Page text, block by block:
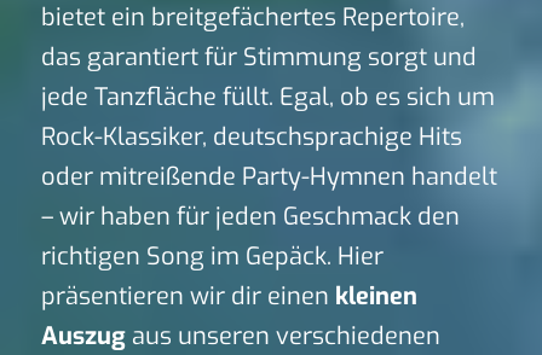
bietet ein breitgefächertes Repertoire,
das garantiert für Stimmung sorgt und
jede Tanzfläche füllt. Egal, ob es sich um
Rock-Klassiker, deutschsprachige Hits
oder mitreißende Party-Hymnen handelt
– wir haben für jeden Geschmack den
richtigen Song im Gepäck. Hier
präsentieren wir dir einen kleinen
Auszugaus unseren verschiedenen